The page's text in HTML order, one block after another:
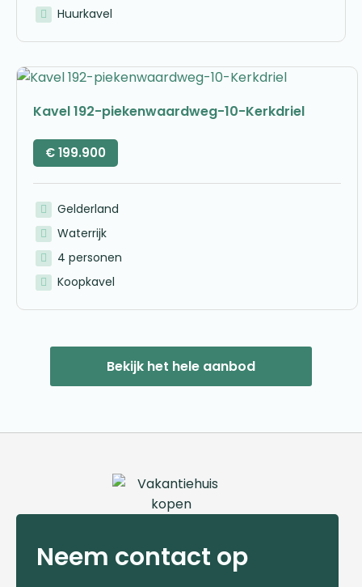
Huurkavel
Kavel 192-piekenwaardweg-10-Kerkdriel
€199.900
Gelderland
Waterrijk
4 personen
Koopkavel
Bekijk het hele aanbod
Neem contact op